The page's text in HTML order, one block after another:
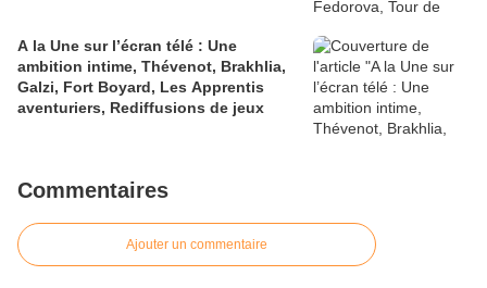
A la Une sur l’écran télé : Une
ambition intime, Thévenot, Brakhlia,
Galzi, Fort Boyard, Les Apprentis
aventuriers, Rediffusions de jeux
Commentaires
Ajouter un commentaire